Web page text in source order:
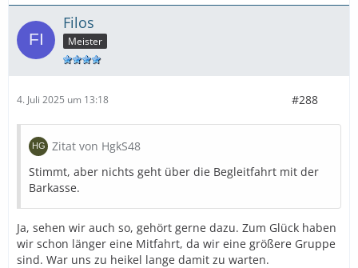
Filos
Meister
4. Juli 2025 um 13:18 #288
Zitat von HgkS48
Stimmt, aber nichts geht über die Begleitfahrt mit der
Barkasse.
Ja, sehen wir auch so, gehört gerne dazu. Zum Glück haben
wir schon länger eine Mitfahrt, da wir eine größere Gruppe
sind. War uns zu heikel lange damit zu warten.